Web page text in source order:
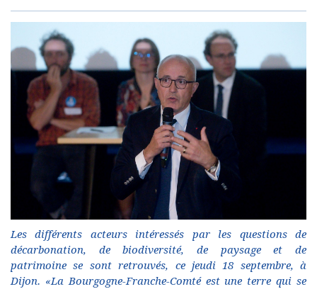
Les différents acteurs intéressés par les questions de
décarbonation, de biodiversité, de paysage et de
patrimoine se sont retrouvés, ce jeudi 18 septembre, à
Dijon. «La Bourgogne-Franche-Comté est une terre qui se